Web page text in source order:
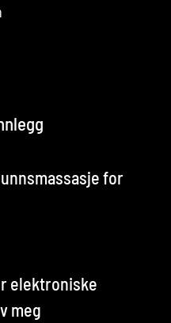
for
elektroniske
meg